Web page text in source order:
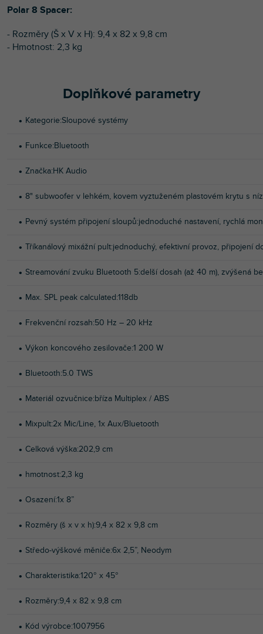
Polar 8 Spacer:
- Rozměry (Š x V x H): 9,4 x 82 x 9,8 cm
- Hmotnost: 2,3 kg
Doplňkové parametry
Kategorie:Sloupové systémy
Funkce:Bluetooth
Značka:HK Audio
8" subwoofer v lehkém, kovem vyztuženém plastovém krytu s
Pevný systém připojení sloupů:jednoduché nastavení, rychlá
Tříkanálový mixážní pult:jednoduchý, efektivní provoz, připojení
Streamování zvuku Bluetooth 5:delší dosah (až 40 m), zvýšená
Max. SPL peak calculated:118db
Frekvenční rozsah:50 Hz – 20 kHz
Výkon koncového zesilovače:1 200 W
Bluetooth:5.0 TWS
Materiál ozvučnice:bříza Multiplex / ABS
Mixpult:2x Mic/Line, 1x Aux/Bluetooth
Celková výška:202,9 cm
hmotnost:2,3 kg
Osazení:1x 8”
Rozměry (š x v x h):9,4 x 82 x 9,8 cm
Středo-výškové měniče:6x 2,5”, Neodym
Charakteristika:120° x 45°
Rozměry:9,4 x 82 x 9,8 cm
Kód výrobce:1007956